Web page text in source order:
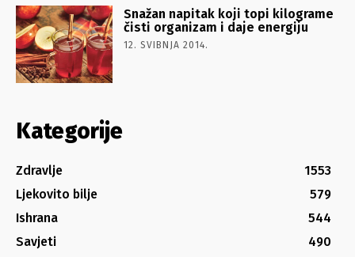
Snažan napitak koji topi kilograme
čisti organizam i daje energiju
12. SVIBNJA 2014.
Kategorije
Zdravlje
1553
Ljekovito bilje
579
Ishrana
544
Savjeti
490